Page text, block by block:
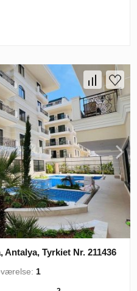
Antalya, Tyrkiet Nr. 211436
1